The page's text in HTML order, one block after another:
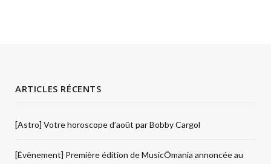
ARTICLES RÉCENTS
[Astro] Votre horoscope d’août par Bobby Cargol
[Évènement] Première édition de MusicÔmania annoncée au